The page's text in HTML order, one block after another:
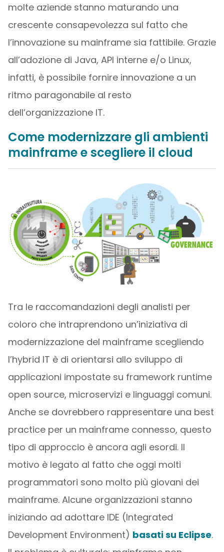
molte aziende stanno maturando una
crescente consapevolezza sul fatto che
l’innovazione su mainframe sia fattibile. Grazie
all’adozione di Java, API interne e/o Linux,
infatti, è possibile fornire innovazione a un
ritmo paragonabile al resto
dell’organizzazione IT.
Come modernizzare gli ambienti
mainframe e scegliere il cloud
Tra le raccomandazioni degli analisti per
coloro che intraprendono un’iniziativa di
modernizzazione del mainframe scegliendo
l’hybrid IT è di orientarsi allo sviluppo di
applicazioni impostate su framework runtime
open source, microservizi e linguaggi comuni.
Anche se dovrebbero rappresentare una best
practice per un mainframe connesso, questo
tipo di approccio è ancora agli esordi. Il
motivo è legato al fatto che oggi molti
programmatori sono molto più giovani dei
mainframe. Alcune organizzazioni stanno
iniziando ad adottare IDE (Integrated
Development Environment) basati su Eclipse.